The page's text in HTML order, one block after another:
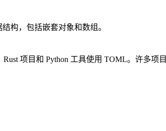
构，包括嵌套对象和数组。
项目和 Python 工具使用 TOML。许多项